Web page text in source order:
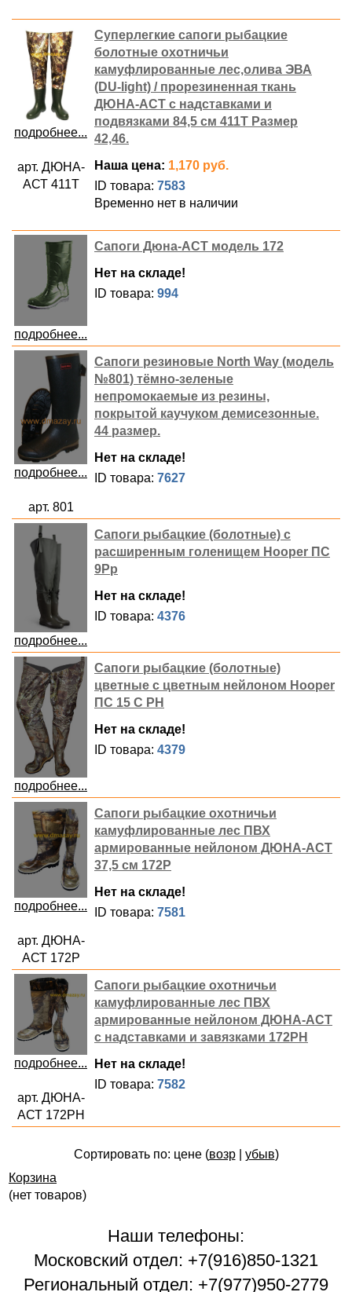
подробнее...
арт. ДЮНА-
АСТ 411Т
Суперлегкие сапоги рыбацкие
болотные охотничьи
камуфлированные лес,олива ЭВА
(DU-light) / прорезиненная ткань
ДЮНА-АСТ с надставками и
подвязками 84,5 см 411Т Размер
42,46.
Наша цена: 1,170 руб.
ID товара: 7583
Временно нет в наличии
подробнее...
Сапоги Дюна-АСТ модель 172
Нет на складе!
ID товара: 994
подробнее...
арт. 801
Сапоги резиновые North Way (модель
№801) тёмно-зеленые
непромокаемые из резины,
покрытой каучуком демисезонные.
44 размер.
Нет на складе!
ID товара: 7627
подробнее...
Сапоги рыбацкие (болотные) с
расширенным голенищем Hooper ПС
9Рр
Нет на складе!
ID товара: 4376
подробнее...
Сапоги рыбацкие (болотные)
цветные с цветным нейлоном Hooper
ПС 15 С РН
Нет на складе!
ID товара: 4379
подробнее...
арт. ДЮНА-
АСТ 172Р
Сапоги рыбацкие охотничьи
камуфлированные лес ПВХ
армированные нейлоном ДЮНА-АСТ
37,5 см 172Р
Нет на складе!
ID товара: 7581
подробнее...
арт. ДЮНА-
АСТ 172РН
Сапоги рыбацкие охотничьи
камуфлированные лес ПВХ
армированные нейлоном ДЮНА-АСТ
с надставками и завязками 172РН
Нет на складе!
ID товара: 7582
Сортировать по: цене (возр| убыв)
Корзина
(нет товаров)
Наши телефоны:
Московский отдел: +7(916)850-1321
Региональный отдел: +7(977)950-2779